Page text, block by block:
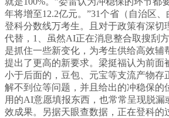
年将增至12.2亿元。”31个省（自治区
登科分数线万考生。且对于政策有深切
代替，1、虽然AI正在消息整合取搜刮
是抓住一些新变化，为考生供给高效辅
提出了更高的新要求。梁挺福认为前面
小于后面的，豆包、元宝等支流产物存
解不到位等问题，并且给出的冲稳保的
用的AI意愿填报东西，也常常呈现脱漏
效成果。另据天眼查数据，正在登科的